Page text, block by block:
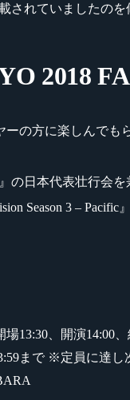
されていましたのを
2018
ーの方に楽しんで
の日本代表壮行会を
Season 3 – Pacific
13:30、開演14:00
まで ※定員に達し